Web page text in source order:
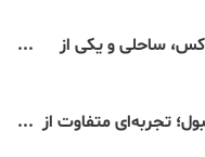
ساحلی و یکی از
تجربه‌ای متفاوت از